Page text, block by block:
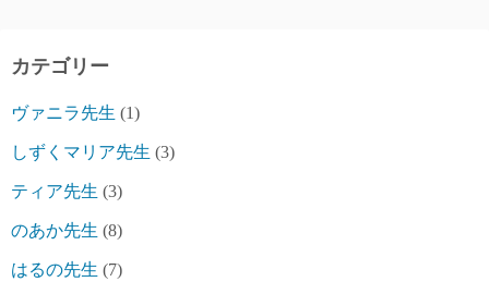
カテゴリー
ヴァニラ先生 (1)
しずくマリア先生 (3)
ティア先生 (3)
のあか先生 (8)
はるの先生 (7)